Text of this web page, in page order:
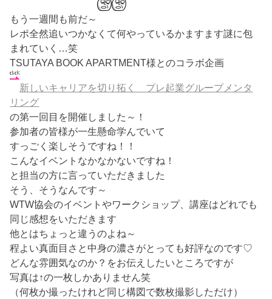
もう一週間も前だ～
レポ全然追いつかなくて何やっているかますます謎に包
まれていく…笑
TSUTAYA BOOK APARTMENT様とのコラボ企画
新しいキャリアを切り拓く プレ起業グループメンタ
リング
の第一回目を開催しました～！
参加者の皆様が一生懸命学んでいて
すっごく楽しそうですね！！
こんなイベントなかなかないですね！
と担当の方に言っていただきました
そう、そうなんです～
WTW協会のイベントやワークショップ、講座はどれでも
同じ感想をいただきます
他とはちょっと違うのよね～
程よい真面目さと中身の濃さがとっても好評なのです♡
どんな雰囲気なのか？をお伝えしたいところですが
写真は↑の一枚しかありません笑
（何枚か撮ったけれど同じ構図で数枚撮影しただけ）